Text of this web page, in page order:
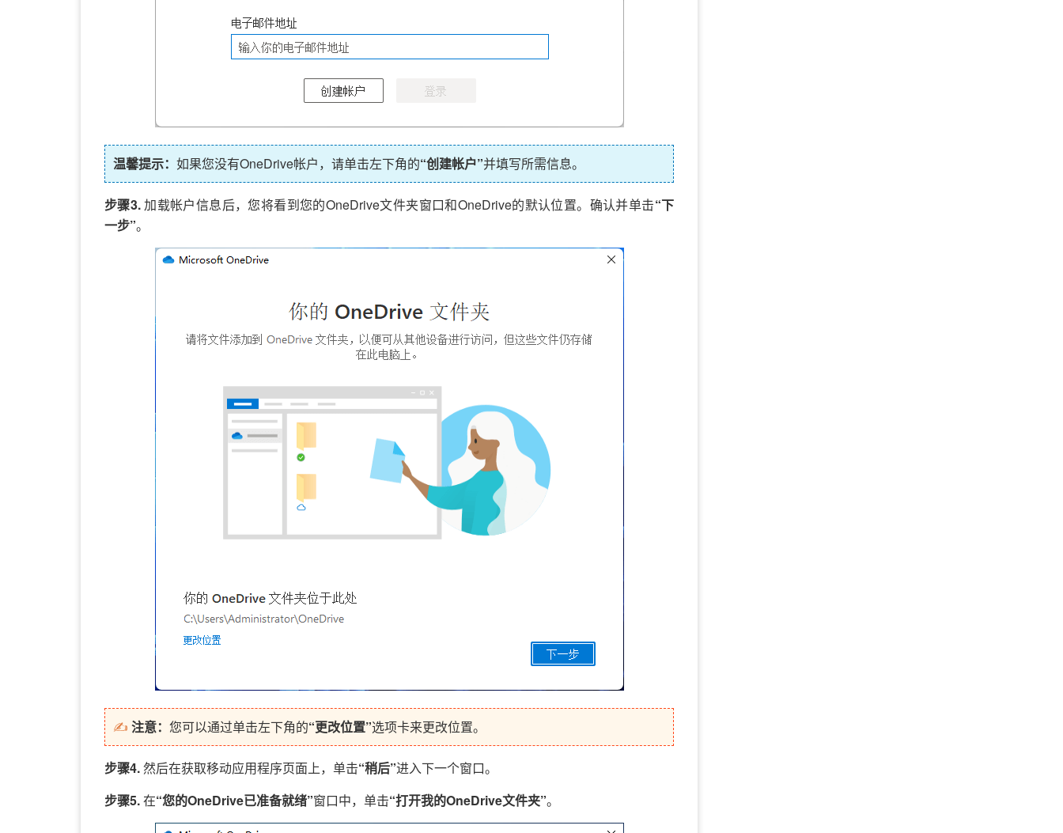
温馨提示： 如果您没有OneDrive帐户，请单击左下角的“创建帐户”并填写所需信息。
步骤3.加载帐户信息后，您将看到您的OneDrive文件夹窗口和OneDrive的默认位置。确认并单击“下
一步”。
✍ 注意： 您可以通过单击左下角的“更改位置”选项卡来更改位置。
步骤4.然后在获取移动应用程序页面上，单击“稍后”进入下一个窗口。
步骤5.在“您的OneDrive已准备就绪”窗口中，单击“打开我的OneDrive文件夹”。